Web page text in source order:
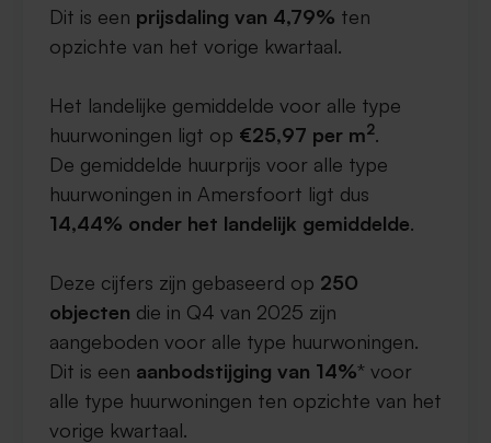
Dit is een prijsdaling van 4,79% ten
opzichte van het vorige kwartaal.
Het landelijke gemiddelde voor alle type
huurwoningen ligt op €25,97 per m2.
De gemiddelde huurprijs voor alle type
huurwoningen in Amersfoort ligt dus
14,44% onder het landelijk gemiddelde.
Deze cijfers zijn gebaseerd op 250
objecten die in Q4 van 2025 zijn
aangeboden voor alle type huurwoningen.
Dit is een aanbodstijging van 14%* voor
alle type huurwoningen ten opzichte van het
vorige kwartaal.